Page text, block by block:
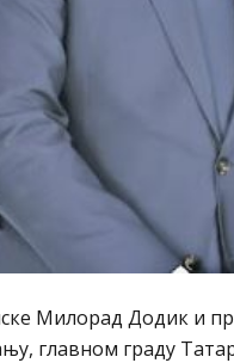
Милорад Додик и
главном граду